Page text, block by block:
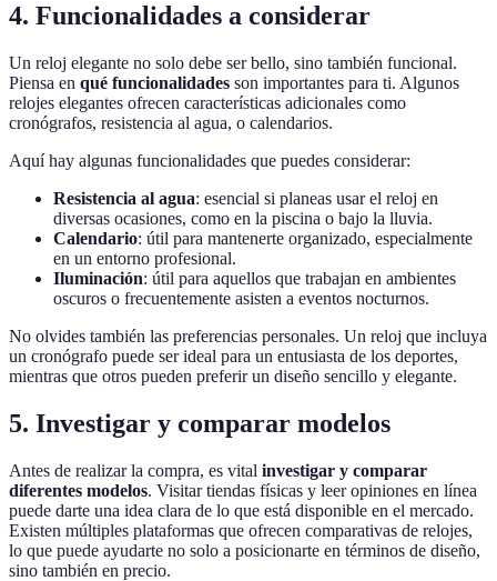
4. Funcionalidades a considerar
Un reloj elegante no solo debe ser bello, sino también funcional.
Piensa en qué funcionalidades son importantes para ti. Algunos
relojes elegantes ofrecen características adicionales como
cronógrafos, resistencia al agua, o calendarios.
Aquí hay algunas funcionalidades que puedes considerar:
Resistencia al agua: esencial si planeas usar el reloj en
diversas ocasiones, como en la piscina o bajo la lluvia.
Calendario: útil para mantenerte organizado, especialmente
en un entorno profesional.
Iluminación: útil para aquellos que trabajan en ambientes
oscuros o frecuentemente asisten a eventos nocturnos.
No olvides también las preferencias personales. Un reloj que incluya
un cronógrafo puede ser ideal para un entusiasta de los deportes,
mientras que otros pueden preferir un diseño sencillo y elegante.
5. Investigar y comparar modelos
Antes de realizar la compra, es vital investigar y comparar
diferentes modelos. Visitar tiendas físicas y leer opiniones en línea
puede darte una idea clara de lo que está disponible en el mercado.
Existen múltiples plataformas que ofrecen comparativas de relojes,
lo que puede ayudarte no solo a posicionarte en términos de diseño,
sino también en precio.